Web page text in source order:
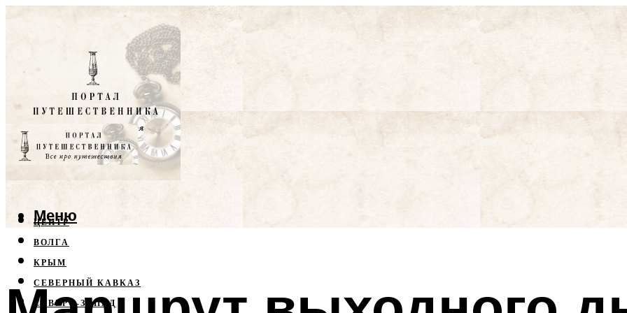
ЦЕНТР
ВОЛГА
КРЫМ
СЕВЕРНЫЙ КАВКАЗ
СЕВЕРО-ЗАПАД
Меню